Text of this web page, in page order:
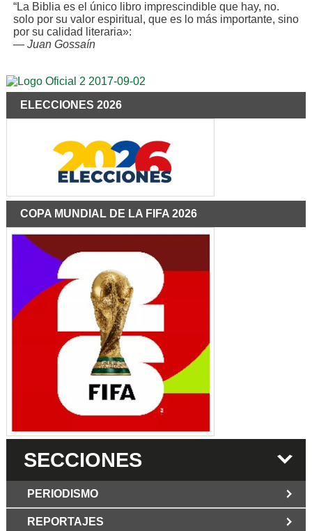
“La Biblia es el único libro imprescindible que hay, no.
solo por su valor espiritual, que es lo más importante, sino
por su calidad literaria»:
— Juan Gossaín
ELECCIONES 2026
COPA MUNDIAL DE LA FIFA 2026
SECCIONES
PERIODISMO
REPORTAJES